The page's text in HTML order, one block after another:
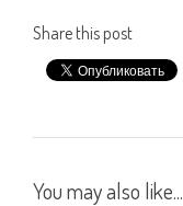
Share this post
You may also like...